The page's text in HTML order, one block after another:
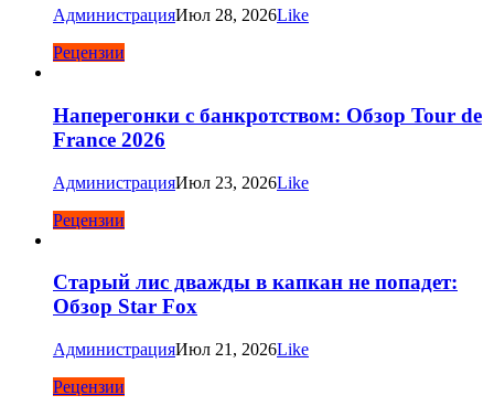
АдминистрацияИюл 28, 2026Like
Рецензии
Наперегонки с банкротством: Обзор Tour de
France 2026
АдминистрацияИюл 23, 2026Like
Рецензии
Старый лис дважды в капкан не попадет:
Обзор Star Fox
АдминистрацияИюл 21, 2026Like
Рецензии